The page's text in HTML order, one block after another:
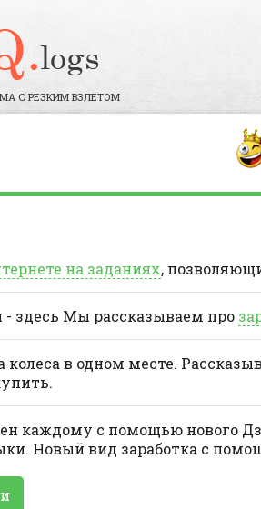
С РЕЗКИМ ВЗЛЕТОМ
на заданиях,
- здесь Мы рассказываем про
колеса в одном месте.
каждому с помощью нового
Новый вид заработка с